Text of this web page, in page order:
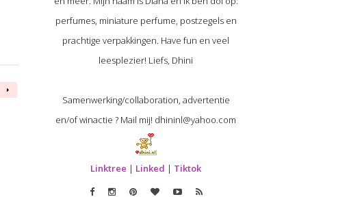
perfumes, miniature perfume, postzegels en
prachtige verpakkingen. Have fun en veel
leesplezier! Liefs, Dhini
Samenwerking/collaboration, advertentie
en/of winactie ? Mail mij! dhininl@yahoo.com
Linktree | Linked | Tiktok